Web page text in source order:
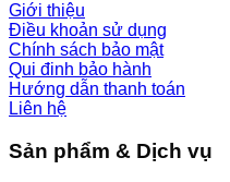
Giới thiệu
Điều khoản sử dụng
Chính sách bảo mật
Qui đinh bảo hành
Hướng dẫn thanh toán
Liên hệ
Sản phẩm & Dịch vụ